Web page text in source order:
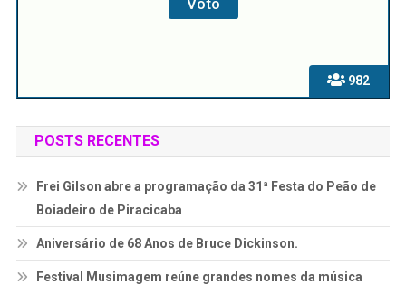
982
POSTS RECENTES
Frei Gilson abre a programação da 31ª Festa do Peão de
Boiadeiro de Piracicaba
Aniversário de 68 Anos de Bruce Dickinson.
Festival Musimagem reúne grandes nomes da música